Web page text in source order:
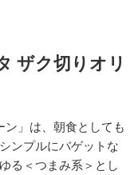
ザク切りオリ
ン」は、朝食としても
ンプルにバゲットな
る＜つまみ系＞とし